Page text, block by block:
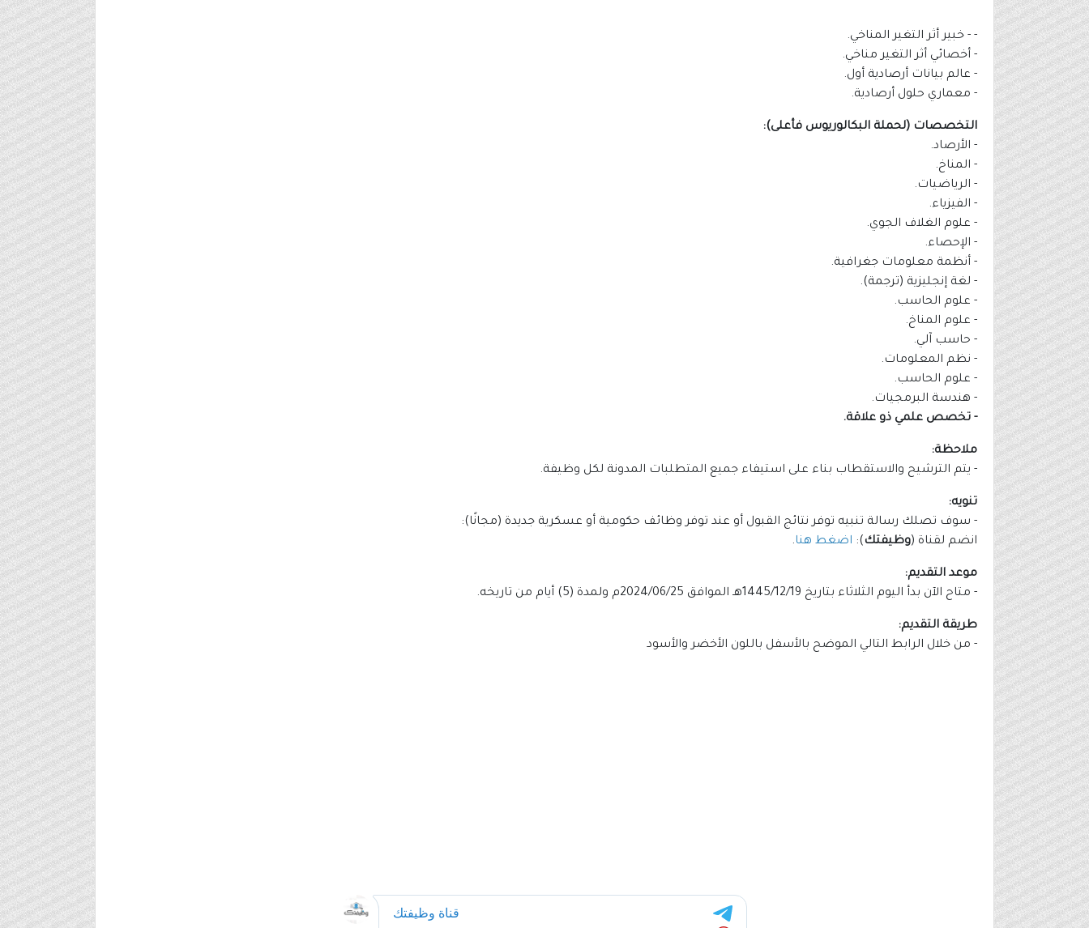
- - خبير أثر التغير المناخي.
- أخصائي أثر التغير مناخي.
- عالم بيانات أرصادية أول.
- معماري حلول أرصادية.
التخصصات (لحملة البكالوريوس فأعلى):
- الأرصاد.
- المناخ.
- الرياضيات.
- الفيزياء.
- علوم الغلاف الجوي.
- الإحصاء.
- أنظمة معلومات جغرافية.
- لغة إنجليزية (ترجمة).
- علوم الحاسب.
- علوم المناخ.
- حاسب آلي.
- نظم المعلومات.
- علوم الحاسب.
- هندسة البرمجيات.
- تخصص علمي ذو علاقة.
ملاحظة:
- يتم الترشيح والاستقطاب بناء على استيفاء جميع المتطلبات المدونة لكل وظيفة.
تنويه:
- سوف تصلك رسالة تنبيه توفر نتائج القبول أو عند توفر وظائف حكومية أو عسكرية جديدة (مجانًا):
انضم لقناة (وظيفتك): اضغط هنا.
موعد التقديم:
- متاح الآن بدأ اليوم الثلاثاء بتاريخ 1445/12/19هـ الموافق 2024/06/25م ولمدة (5) أيام من تاريخه.
طريقة التقديم:
- من خلال الرابط التالي الموضح بالأسفل باللون الأخضر والأسود